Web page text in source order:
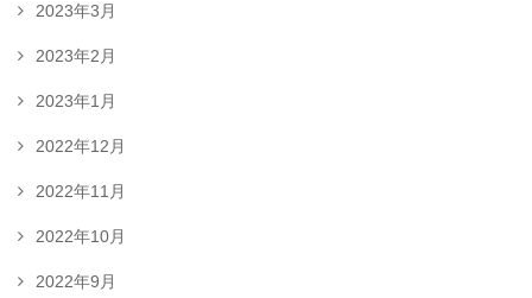
2023年3月
2023年2月
2023年1月
2022年12月
2022年11月
2022年10月
2022年9月